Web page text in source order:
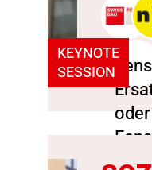
KEYNOTE
SESSION